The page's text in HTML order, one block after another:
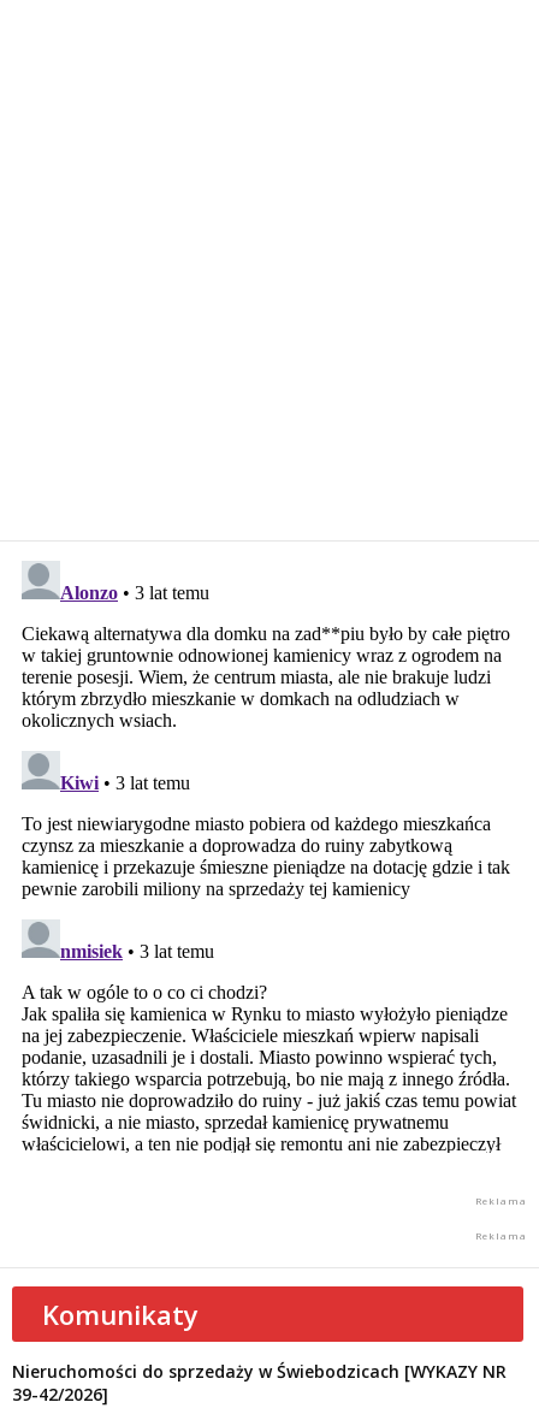
Komunikaty
Nieruchomości do sprzedaży w Świebodzicach [WYKAZY NR
39-42/2026]